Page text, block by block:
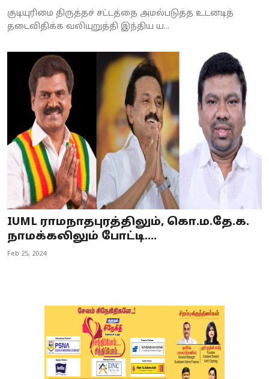
குடியுரிமை திருத்தச் சட்டத்தை அமல்படுத்த உடனடித்
தடைவிதிக்க வலியுறுத்தி இந்திய ய...
IUML ராமநாதபுரத்திலும், கொ.ம.தே.க.
நாமக்கலிலும் போட்டி....
Feb 25, 2024